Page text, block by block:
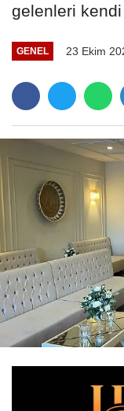
gelenleri
GENEL 23 Ekim